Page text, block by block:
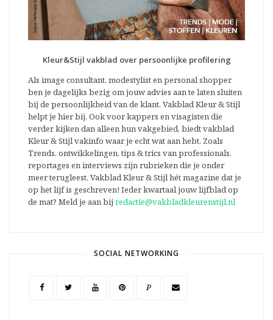
Kleur&Stijl vakblad over persoonlijke profilering
Als image consultant, modestylist en personal shopper
ben je dagelijks bezig om jouw advies aan te laten sluiten
bij de persoonlijkheid van de klant. Vakblad Kleur & Stijl
helpt je hier bij. Ook voor kappers en visagisten die
verder kijken dan alleen hun vakgebied, biedt vakblad
Kleur & Stijl vakinfo waar je echt wat aan hebt. Zoals
Trends, ontwikkelingen, tips & trics van professionals,
reportages en interviews zijn rubrieken die je onder
meer terugleest. Vakblad Kleur & Stijl hét magazine dat je
op het lijf is geschreven! Ieder kwartaal jouw lijfblad op
de mat? Meld je aan bij redactie@vakbladkleurenstijl.nl
SOCIAL NETWORKING
P